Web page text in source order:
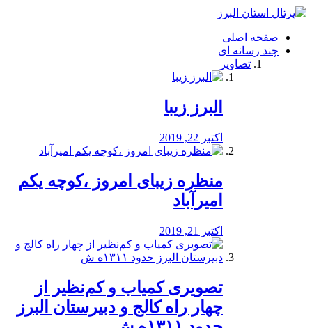
فصد
شرق
تهران
خشکشویی
صفحه اصلی
چند رسانه ای
تصاویر
البرز زیبا
اکتبر 22, 2019
منظره‌‌ زیبای امروز ،کوچه یکم
امیرآباد
اکتبر 21, 2019
️تصویری کمیاب و کم‌نظیر از
چهار راه كالج و دبيرستان البرز